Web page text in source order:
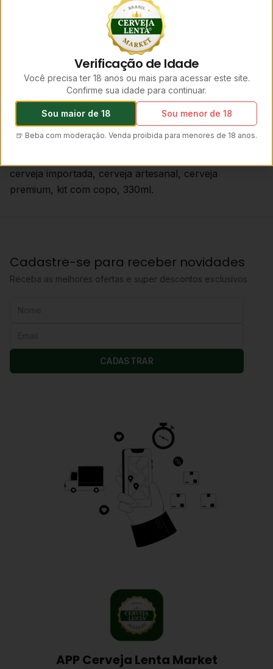
ótimo para quem curte
clássica e colecionáveis.
Temperatura: 3–5 °C.
Enxágue o copo com água fria antes de servir para
melhor espuma.
Imagens ilustrativas. Lotes e safras podem variar. Beba com
cerveja importada, cerveja artesanal, cerveja
premium, kit com copo, 330ml.
Cadastre-se para receber novidades
Receba as melhores ofertas e super descontos exclusivos
CADASTRAR
APP Cerveja Lenta Market
Verificação de Idade
Você precisa ter 18 anos ou mais para acessar este site.
Confirme sua idade para continuar.
Sou maior de 18 Sou menor de 18
🍺 Beba com moderação. Venda proibida para menores de 18 anos.